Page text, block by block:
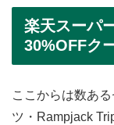
楽天スーパ
30%OFFク
ここからは数あ
ツ・Rampjack